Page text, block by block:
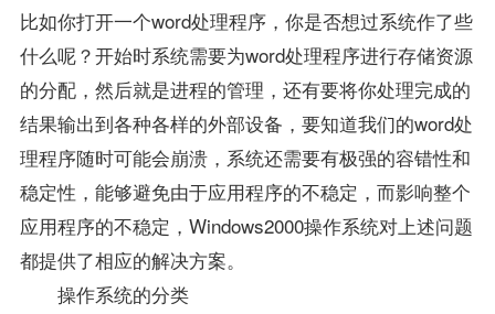
比如你打开一个word处理程序，你是否想过系统作了些
什么呢？开始时系统需要为word处理程序进行存储资源
的分配，然后就是进程的管理，还有要将你处理完成的
结果输出到各种各样的外部设备，要知道我们的word处
理程序随时可能会崩溃，系统还需要有极强的容错性和
稳定性，能够避免由于应用程序的不稳定，而影响整个
应用程序的不稳定，Windows2000操作系统对上述问题
都提供了相应的解决方案。
操作系统的分类